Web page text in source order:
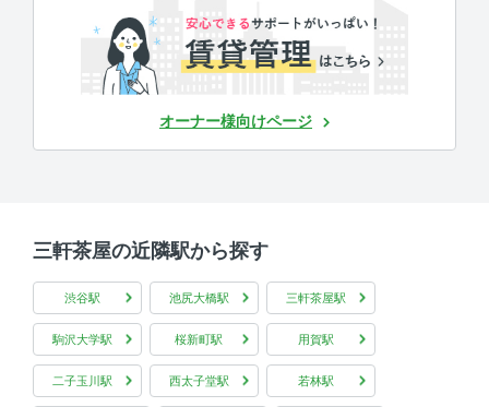
オーナー様向けページ
三軒茶屋の近隣駅から探す
渋谷駅 池尻大橋駅 三軒茶屋駅
駒沢大学駅 桜新町駅 用賀駅
二子玉川駅 西太子堂駅 若林駅